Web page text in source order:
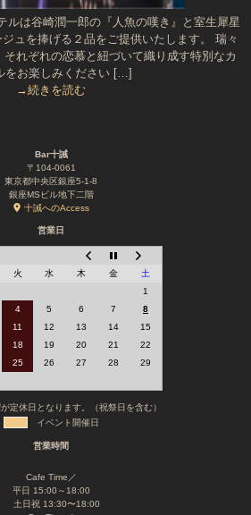
ルは谷崎潤一郎の『人魚の嘆き』と室生犀星
ュを捧げる２品をご提供いたします。 瑞々
それぞれの恋慕と紐づいて織り成す特別なカ
をお楽しみください […]
→続きを読む
Bar十誡
〒104-0061
東京都中央区銀座5-1-8
銀座MSビル地下二階
十誡へのAccess
営業日
火 水 木 金
土
1
4 5 6 7
8
11 12 13 14
15
18 19 20 21
22
25 26 27 28
29
定休日となります。（祝祭日を含む）
イベント開催日
営業時間
Cafe Time／
平日 15:00～18:00
土日祝 13:30〜18:00